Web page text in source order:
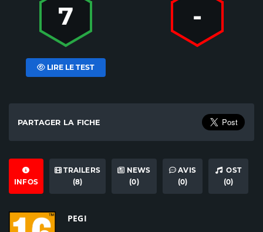
7
LIRE LE TEST
-
PARTAGER LA FICHE
INFOS
TRAILERS
(8)
NEWS
(0)
AVIS
(0)
OST
(0)
PEGI